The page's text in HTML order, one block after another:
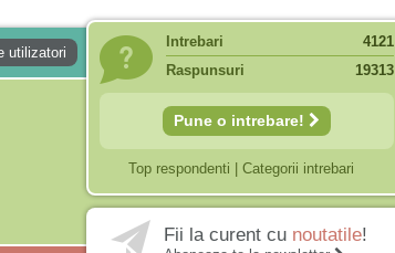
utilizatori
Intrebari
4121
Raspunsuri
19313
Pune o intrebare!
Top respondenti Categorii intrebari
Fii la curent cu noutatile!